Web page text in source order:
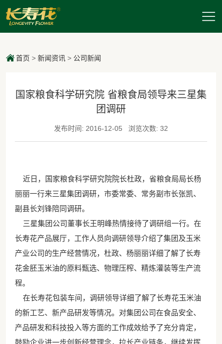
首页 > 新闻资讯> 公司新闻
国家粮食科学研究院 省粮食局领导来三星集
团调研
发布时间: 2016-12-05 浏览次数: 32
近日，国家粮食科学研究院院长杜政，省粮食局局长杨
丽丽一行来三星集团调研，市委常委、常务副市长张凯、
副县长刘锋陪同调研。
三星集团公司董事长王明峰热情接待了调研组一行。在
长寿花产品展厅，工作人员向调研领导介绍了集团及玉米
产业公司的生产经营情况，杜政、杨丽丽详细了解了长寿
花金胚玉米油的原料甄选、物理压榨、精炼灌装等生产流
程。
在长寿花包装车间，调研领导详细了解了长寿花玉米油
的新工艺、新产品研发等情况。对集团公司在食品安全、
产品研发和科技投入等方面的工作成效给予了充分肯定，